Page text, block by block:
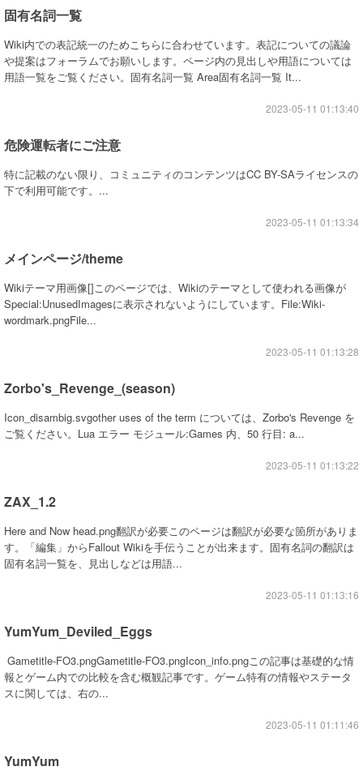
固有名詞一覧
Wiki内での表記統一のためこちらに合わせています。表記についての議論
や提案はフォーラムでお願いします。ページ内の見出しや用語については
用語一覧をご覧ください。固有名詞一覧 Area固有名詞一覧 It...
2023-05-11 01:13:40
危険運転者にご注意
特に記載のない限り、コミュニティのコンテンツはCC BY-SAライセンスの
下で利用可能です。...
2023-05-11 01:13:34
メインページ/theme
Wikiテーマ用画像[]このページでは、Wikiのテーマとして使われる画像が
Special:UnusedImagesに表示されないようにしています。File:Wiki-
wordmark.pngFile...
2023-05-11 01:13:28
Zorbo's_Revenge_(season)
Icon_disambig.svgother uses of the term については、Zorbo's Revenge を
ご覧ください。Lua エラー モジュール:Games 内、50 行目: a...
2023-05-11 01:13:22
ZAX_1.2
Here and Now head.png翻訳が必要このページは翻訳が必要な箇所がありま
す。「編集」からFallout Wikiを手伝うことが出来ます。固有名詞の翻訳は
固有名詞一覧を、見出しなどは用語...
2023-05-11 01:13:16
YumYum_Deviled_Eggs
Gametitle-FO3.pngGametitle-FO3.pngIcon_info.pngこの記事は基礎的な情
報とゲーム内での比較を含む概観記事です。ゲーム特有の情報やステータ
スに関しては、右の...
2023-05-11 01:11:46
YumYum